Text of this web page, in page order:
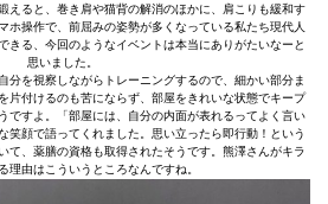
えると、巻き肩や猫背の解消のほかに、肩こりも緩和す
ホ操作で、前屈みの姿勢が多くなっている私たち現代人
きる、今回のようなイベントは本当にありがたいなーと
思いました。
分を視察しながらトレーニングするので、細かい部分ま
片付けるのも苦にならず、部屋をきれいな状態でキープ
ですよ。「部屋には、自分の内面が表れるってよく言い
笑顔で語ってくれました。思い立ったら即行動！という
て、薬膳の資格も取得されたそうです。熊澤さんがキラ
理由はこういうところなんですね。